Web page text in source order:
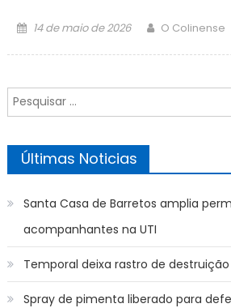
Posted
14 de maio de 2026 Author
O Colinense
Pesquisar
por:
Últimas Noticias
Santa Casa de Barretos amplia
acompanhantes na UTI
Temporal deixa rastro de
Spray de pimenta liberado para